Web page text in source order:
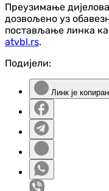
Преузимање
дозвољено уз
постављање линка
atvbl.rs.
Подијели:
Линк је